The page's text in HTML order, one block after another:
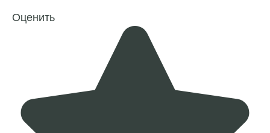
Оценить